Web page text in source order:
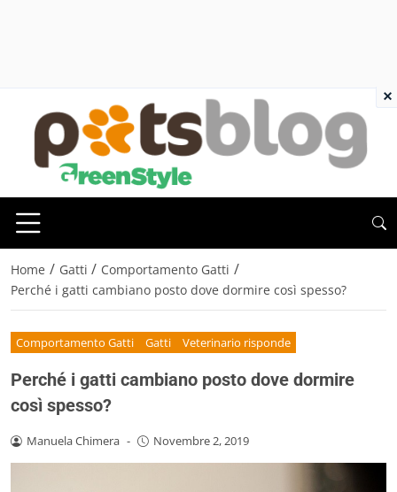
Home / Gatti / Comportamento Gatti /
Perché i gatti cambiano posto dove dormire così spesso?
Comportamento Gatti Gatti Veterinario risponde
Perché i gatti cambiano posto dove dormire
così spesso?
Manuela Chimera - Novembre 2, 2019
×